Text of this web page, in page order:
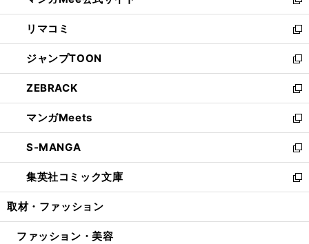
ウ
で
開
く
ン
ド
ウ
で
開
く
ウ
ィ
ン
ド
ウ
で
開
く
し
い
ウ
ィ
ン
ド
ウ
で
開
く
リマコミ
新
し
い
ウ
ィ
ン
ド
ウ
で
開
く
ジャンプTOON
新
し
い
ウ
ィ
ン
ド
ウ
で
開
ZEBRACK
新
し
い
ウ
ィ
ン
ド
ウ
開
マンガMeets
新
し
い
ウ
ィ
ン
ウ
S-MANGA
新
し
い
ウ
ン
集英社コミック文庫
新
し
ウ
取材・ファッション
ファッション・美容